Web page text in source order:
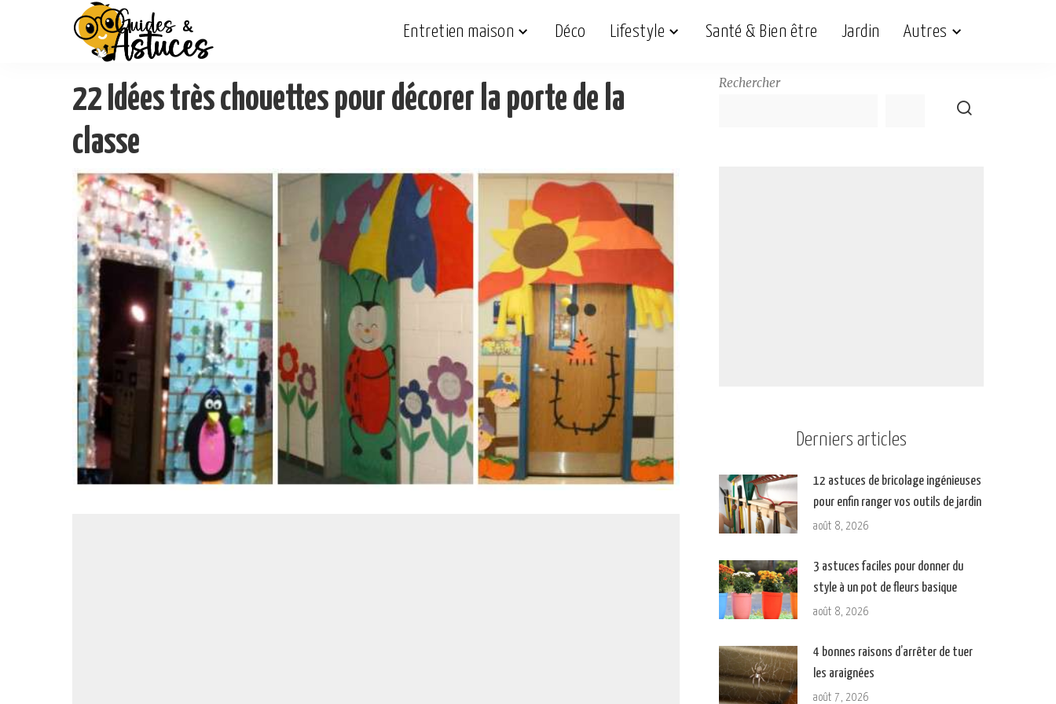
Entretien maison Déco Lifestyle Santé & Bien être Jardin Autres
22 Idées très chouettes pour décorer la porte de la
classe
Rechercher
Derniers articles
12 astuces de bricolage ingénieuses
pour enfin ranger vos outils de jardin
août 8, 2026
3 astuces faciles pour donner du
style à un pot de fleurs basique
août 8, 2026
4 bonnes raisons d’arrêter de tuer
les araignées
août 7, 2026